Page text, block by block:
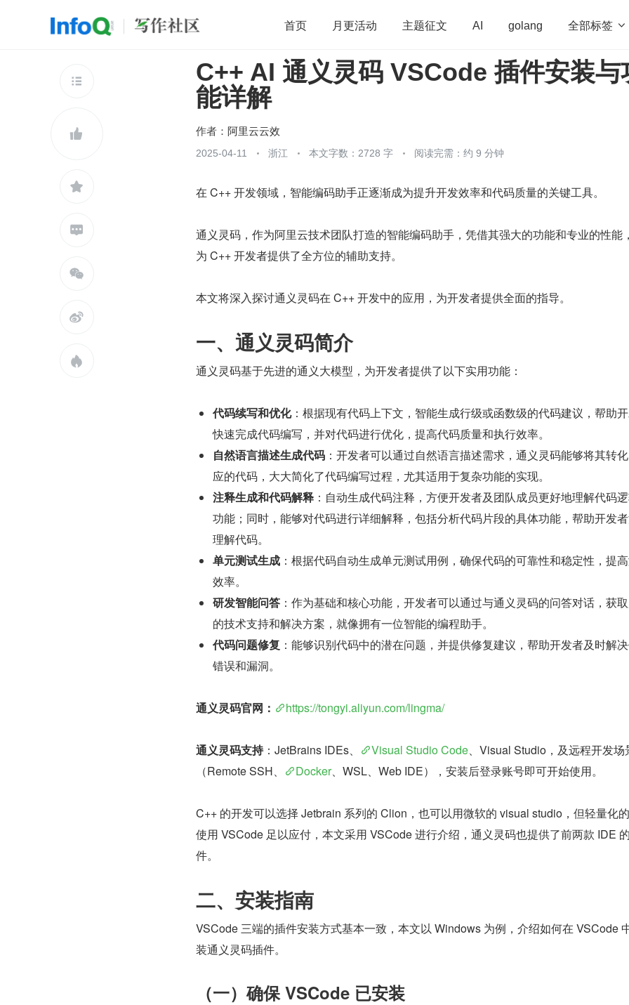
首页 月更活动 主题征文 AI golang 全部标签 
开源 架构 OpenHarmony 算法 学习方法 Web3.0 高
团队管理
查看更多







C++ AI 通义灵码 VSCode 插件安装与
能详解
作者： 阿里云云效
2025-04-11 浙江 本文字数：2728 字 阅读完需：约 9 分钟
在 C++ 开发领域，智能编码助手正逐渐成为提升开发效率和代码质量的关键工具。
通义灵码，作为阿里云技术团队打造的智能编码助手，凭借其强大的功能和专业的性能
为 C++ 开发者提供了全方位的辅助支持。
本文将深入探讨通义灵码在 C++ 开发中的应用，为开发者提供全面的指导。
一、通义灵码简介
通义灵码基于先进的通义大模型，为开发者提供了以下实用功能：
代码续写和优化：根据现有代码上下文，智能生成行级或函数级的代码建议，帮助
快速完成代码编写，并对代码进行优化，提高代码质量和执行效率。
自然语言描述生成代码 ：开发者可以通过自然语言描述需求，通义灵码能够将其转
应的代码，大大简化了代码编写过程，尤其适用于复杂功能的实现。
注释生成和代码解释 ：自动生成代码注释，方便开发者及团队成员更好地理解代码
功能；同时，能够对代码进行详细解释，包括分析代码片段的具体功能，帮助开发
理解代码。
单元测试生成 ：根据代码自动生成单元测试用例，确保代码的可靠性和稳定性，提
效率。
研发智能问答 ：作为基础和核心功能，开发者可以通过与通义灵码的问答对话，获
的技术支持和解决方案，就像拥有一位智能的编程助手。
代码问题修复 ：能够识别代码中的潜在问题，并提供修复建议，帮助开发者及时解
错误和漏洞。
通义灵码官网： https://tongyi.aliyun.com/lingma/
通义灵码支持：JetBrains IDEs、 Visual Studio Code、Visual Studio，及远程开发场
（Remote SSH、
Docker、WSL、Web IDE），安装后登录账号即可开始使用。
C++ 的开发可以选择 Jetbrain 系列的 Clion，也可以用微软的 visual studio，但轻量化
使用 VSCode 足以应付，本文采用 VSCode 进行介绍，通义灵码也提供了前两款 IDE
件。
二、安装指南
VSCode 三端的插件安装方式基本一致，本文以 Windows 为例，介绍如何在 VSCode
装通义灵码插件。
（一）确保 VSCode 已安装